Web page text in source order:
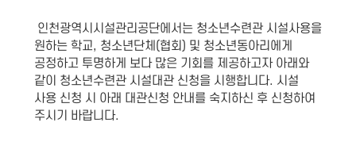
인천광역시시설관리공단에서는 청소년수련관 시설사용을
원하는 학교, 청소년단체(협회) 및 청소년동아리에게
공정하고 투명하게 보다 많은 기회를 제공하고자 아래와
같이 청소년수련관 시설대관 신청을 시행합니다. 시설
사용 신청 시 아래 대관신청 안내를 숙지하신 후 신청하여
주시기 바랍니다.